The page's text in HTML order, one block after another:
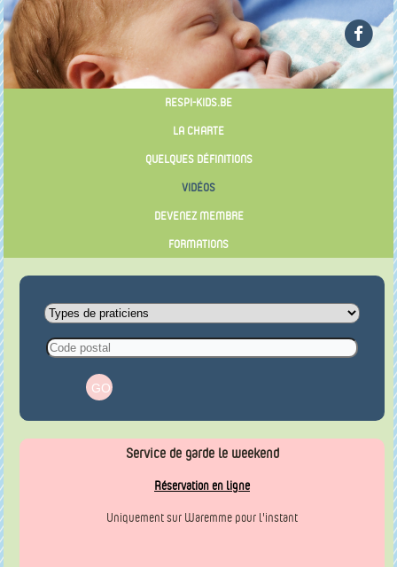
RESPI-KIDS.BE
LA CHARTE
QUELQUES DÉFINITIONS
VIDÉOS
DEVENEZ MEMBRE
FORMATIONS
Service de garde le weekend
Réservation en ligne
Uniquement sur Waremme pour l'instant